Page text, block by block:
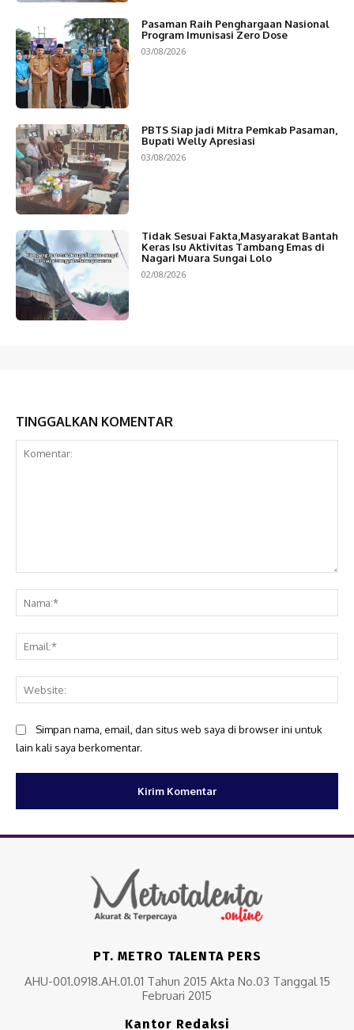
Pasaman Raih Penghargaan Nasional
Program Imunisasi Zero Dose
03/08/2026
PBTS Siap jadi Mitra Pemkab Pasaman,
Bupati Welly Apresiasi
03/08/2026
Tidak Sesuai Fakta,Masyarakat Bantah
Keras Isu Aktivitas Tambang Emas di
Nagari Muara Sungai Lolo
02/08/2026
TINGGALKAN KOMENTAR
Simpan nama, email, dan situs web saya di browser ini untuk
lain kali saya berkomentar.
PT. METRO TALENTA PERS
AHU-001.0918.AH.01.01 Tahun 2015 Akta No.03 Tanggal 15
Februari 2015
Kantor Redaksi